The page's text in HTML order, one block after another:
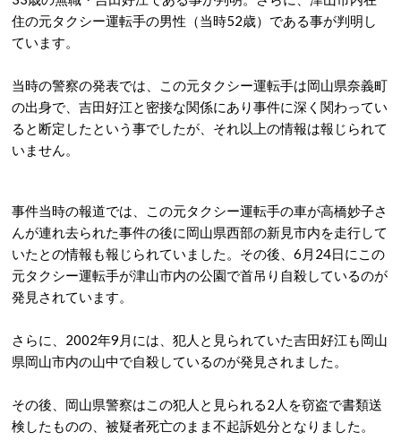
住の元タクシー運転手の男性（当時52歳）である事が判明し
ています。
当時の警察の発表では、この元タクシー運転手は岡山県奈義町
の出身で、吉田好江と密接な関係にあり事件に深く関わってい
ると断定したという事でしたが、それ以上の情報は報じられて
いません。
事件当時の報道では、この元タクシー運転手の車が高橋妙子さ
んが連れ去られた事件の後に岡山県西部の新見市内を走行して
いたとの情報も報じられていました。その後、6月24日にこの
元タクシー運転手が津山市内の公園で首吊り自殺しているのが
発見されています。
さらに、2002年9月には、犯人と見られていた吉田好江も岡山
県岡山市内の山中で自殺しているのが発見されました。
その後、岡山県警察はこの犯人と見られる2人を窃盗で書類送
検したものの、被疑者死亡のまま不起訴処分となりました。